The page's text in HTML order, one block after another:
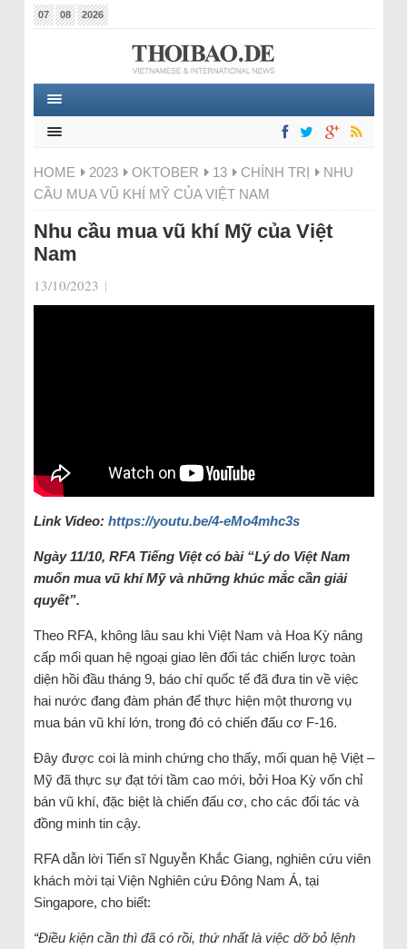
07 08 2026
HOME 2023 OKTOBER 13 CHÍNH TRỊ
NHU
CẦU MUA VŨ KHÍ MỸ CỦA VIỆT NAM
Nhu cầu mua vũ khí Mỹ của Việt
Nam
13/10/2023 |
Link Video: https://youtu.be/4-eMo4mhc3s
Ngày 11/10, RFA Tiếng Việt có bài “Lý do Việt Nam
muốn mua vũ khí Mỹ và những khúc mắc cần giải
quyết”.
Theo RFA, không lâu sau khi Việt Nam và Hoa Kỳ nâng
cấp mối quan hệ ngoại giao lên đối tác chiến lược toàn
diện hồi đầu tháng 9, báo chí quốc tế đã đưa tin về việc
hai nước đang đàm phán để thực hiện một thương vụ
mua bán vũ khí lớn, trong đó có chiến đấu cơ F-16.
Đây được coi là minh chứng cho thấy, mối quan hệ Việt –
Mỹ đã thực sự đạt tới tầm cao mới, bởi Hoa Kỳ vốn chỉ
bán vũ khí, đặc biệt là chiến đấu cơ, cho các đối tác và
đồng minh tin cậy.
RFA dẫn lời Tiến sĩ Nguyễn Khắc Giang, nghiên cứu viên
khách mời tại Viện Nghiên cứu Đông Nam Á, tại
Singapore, cho biết:
“Điều kiện cần thì đã có rồi, thứ nhất là việc dỡ bỏ lệnh